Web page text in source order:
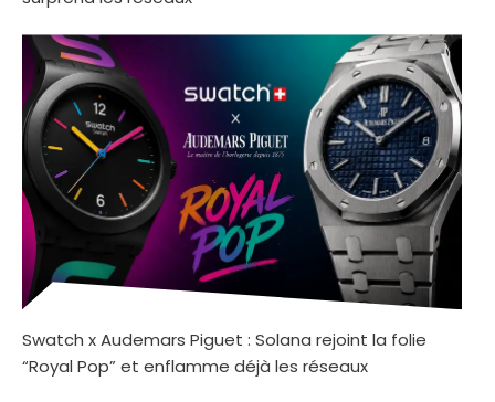
Swatch x Audemars Piguet : Solana rejoint la folie
“Royal Pop” et enflamme déjà les réseaux